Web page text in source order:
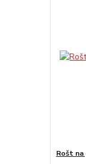
Rošt na